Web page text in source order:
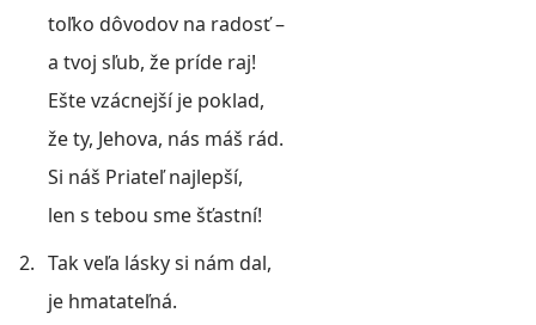
toľko dôvodov na radosť –
a tvoj sľub, že príde raj!
Ešte vzácnejší je poklad,
že ty, Jehova, nás máš rád.
Si náš Priateľ najlepší,
len s tebou sme šťastní!
2. Tak veľa lásky si nám dal,
je hmatateľná.